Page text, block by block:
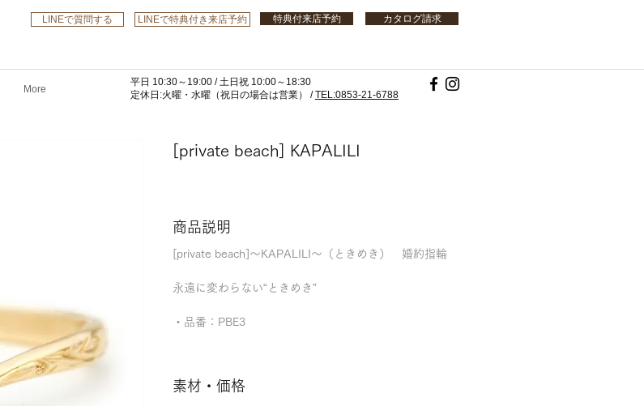
LINEで質問する LINEで特典付き来店予約 特典付来店予約 カタログ請求
More
平日 10:30～19:00 /土日祝 10:00～18:30
​定休日:火曜・水曜 （祝日の場合は営業） /TEL:0853-21-6788
[private beach] KAPALILI
商品説明
[private beach]～KAPALILI～（ときめき） 婚約指輪
永遠に変わらない“ときめき”
・品番：PBE3
素材・価格